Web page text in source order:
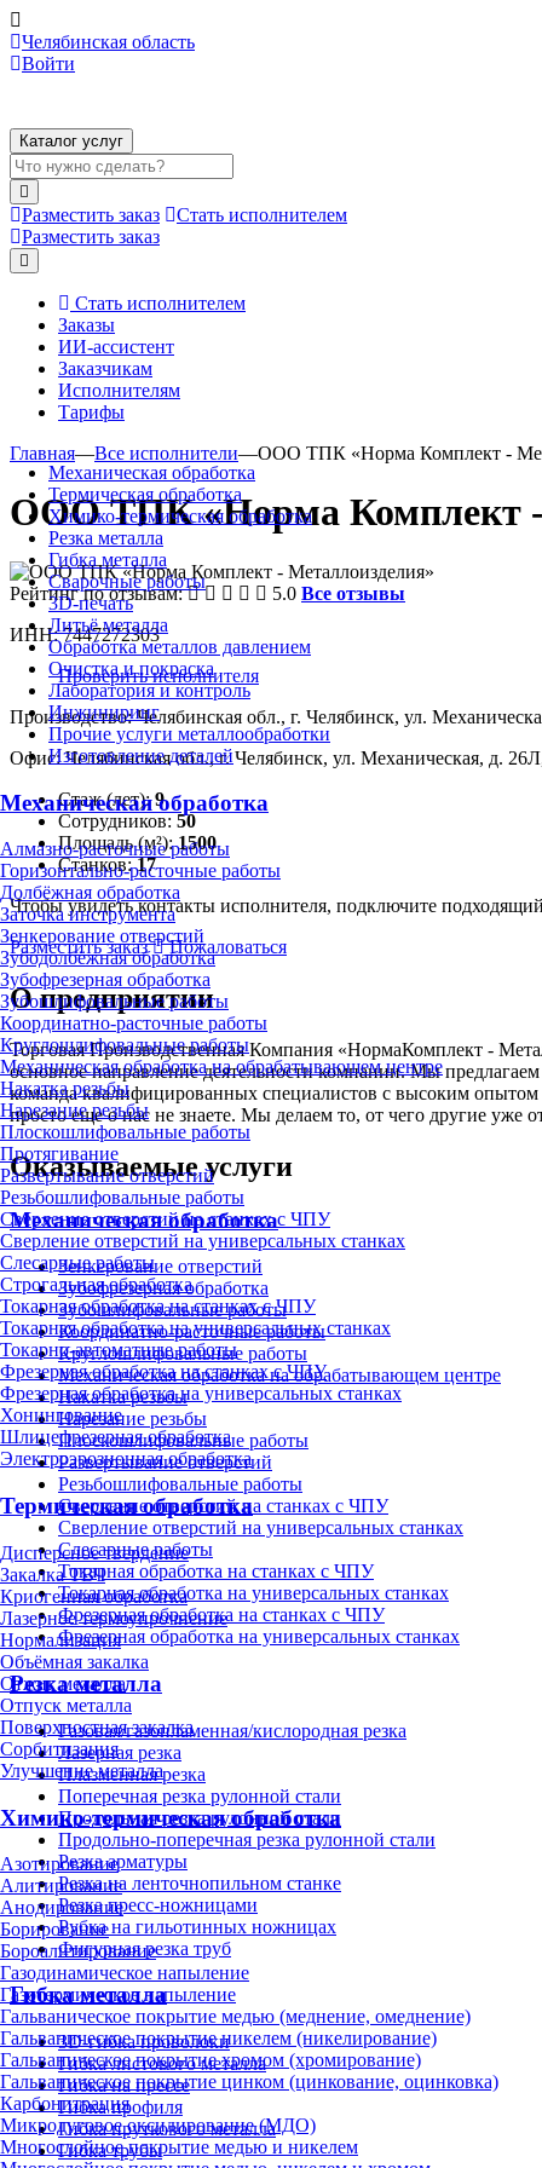
Челябинская область
Войти
Каталог услуг
Разместить заказ
Стать исполнителем
Разместить заказ
Стать исполнителем
Заказы
ИИ-ассистент
Заказчикам
Исполнителям
Тарифы
Механическая обработка
Термическая обработка
Химико-термическая обработка
Резка металла
Гибка металла
Сварочные работы
3D-печать
Литьё металла
Обработка металлов давлением
Очистка и покраска
Лаборатория и контроль
Инжиниринг
Прочие услуги металлообработки
Изготовление деталей
Механическая обработка
Алмазно-расточные работы
Горизонтально-расточные работы
Долбёжная обработка
Заточка инструмента
Зенкерование отверстий
Зубодолбёжная обработка
Зубофрезерная обработка
Зубошлифовальные работы
Координатно-расточные работы
Круглошлифовальные работы
Механическая обработка на обрабатывающем центре
Накатка резьбы
Нарезание резьбы
Плоскошлифовальные работы
Протягивание
Развертывание отверстий
Резьбошлифовальные работы
Сверление отверстий на станках с ЧПУ
Сверление отверстий на универсальных станках
Слесарные работы
Строгальная обработка
Токарная обработка на станках с ЧПУ
Токарная обработка на универсальных станках
Токарно-автоматные работы
Фрезерная обработка на станках с ЧПУ
Фрезерная обработка на универсальных станках
Хонингование
Шлицефрезерная обработка
Электроэрозионная обработка
Термическая обработка
Дисперсное твердение
Закалка ТВЧ
Криогенная обработка
Лазерное термоупрочнение
Нормализация
Объёмная закалка
Отжиг металла
Отпуск металла
Поверхностная закалка
Сорбитизация
Улучшение металла
Химико-термическая обработка
Азотирование
Алитирование
Анодирование
Борирование
Бороалитирование
Газодинамическое напыление
Газотермическое напыление
Гальваническое покрытие медью (меднение, омеднение)
Гальваническое покрытие никелем (никелирование)
Гальваническое покрытие хромом (хромирование)
Гальваническое покрытие цинком (цинкование, оцинковка)
Карбонитрация
Микродуговое оксидирование (МДО)
Многослойное покрытие медью и никелем
Главная—Все исполнители—ООО ТПК «Норма Комплект -
ООО ТПК «Норма Комплект -
Рейтинг по отзывам: 5.0 Все отзывы
ИНН: 7447272303
Проверить исполнителя
Производство: Челябинская обл., г. Челябинск, ул.
Офис: Челябинская обл., г. Челябинск, ул. Механическая, д.
Стаж (лет):9
Сотрудников: 50
Площадь (м²):1500
Станков:17
Чтобы увидеть контакты исполнителя, подключите подходящий
Разместить заказ
Пожаловаться
О предприятии
Торговая Производственная Компания «НормаКомплект -
основное направление деятельности компании. Мы
команда квалифицированных специалистов с высоким
просто еще о нас не знаете. Мы делаем то, от чего другие уже
Оказываемые услуги
Механическая обработка
Зенкерование отверстий
Зубофрезерная обработка
Зубошлифовальные работы
Координатно-расточные работы
Круглошлифовальные работы
Механическая обработка на обрабатывающем центре
Накатка резьбы
Нарезание резьбы
Плоскошлифовальные работы
Развертывание отверстий
Резьбошлифовальные работы
Сверление отверстий на станках с ЧПУ
Сверление отверстий на универсальных станках
Слесарные работы
Токарная обработка на станках с ЧПУ
Токарная обработка на универсальных станках
Фрезерная обработка на станках с ЧПУ
Фрезерная обработка на универсальных станках
Резка металла
Газовая/газопламенная/кислородная резка
Лазерная резка
Плазменная резка
Поперечная резка рулонной стали
Продольная резка рулонной стали
Продольно-поперечная резка рулонной стали
Резка арматуры
Резка на ленточнопильном станке
Резка пресс-ножницами
Рубка на гильотинных ножницах
Фигурная резка труб
Гибка металла
3D-гибка проволоки
Гибка листового металла
Гибка на прессе
Гибка профиля
Гибка пруткового металла
Гибка трубы